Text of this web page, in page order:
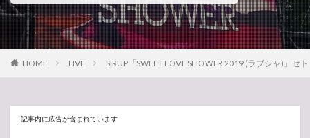
HOME LIVE SIRUP「SWEET LOVE SHOWER 2019 (ラブシャ)」セ
記事内に広告が含まれています